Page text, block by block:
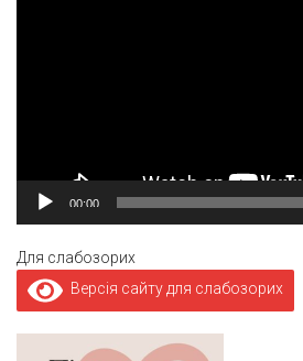
00:00
Для слабозорих
Версія сайту для слабозорих